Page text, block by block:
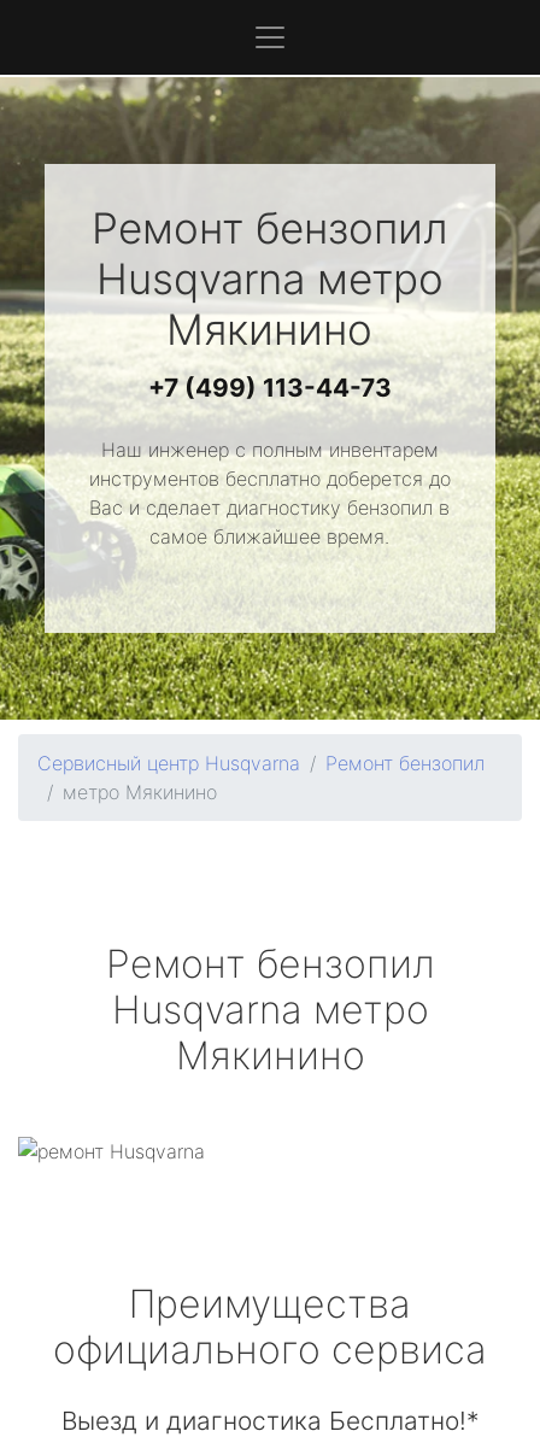
Ремонт бензопил
Husqvarna метро
Мякинино
+7 (499) 113-44-73
Наш инженер с полным инвентарем
инструментов бесплатно доберется до
Вас и сделает диагностику бензопил в
самое ближайшее время.
Сервисный центр Husqvarna
Ремонт бензопил
метро Мякинино
Ремонт бензопил
Husqvarna метро
Мякинино
Преимущества
официального сервиса
Выезд и диагностика Бесплатно!*